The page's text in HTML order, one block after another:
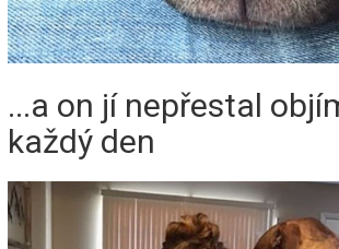
...a on jí nepřestal
každý den